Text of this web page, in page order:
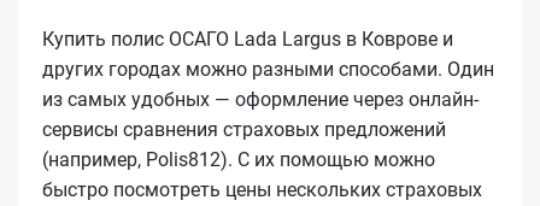
Купить полис ОСАГО Lada Largus в Коврове и
других городах можно разными способами. Один
из самых удобных — оформление через онлайн-
сервисы сравнения страховых предложений
(например, Polis812). С их помощью можно
быстро посмотреть цены нескольких страховых